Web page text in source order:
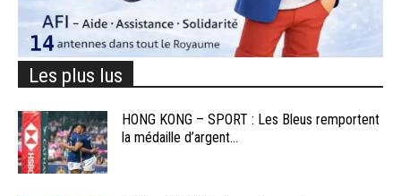
Les plus lus
HONG KONG – SPORT : Les Bleus remportent
la médaille d’argent...